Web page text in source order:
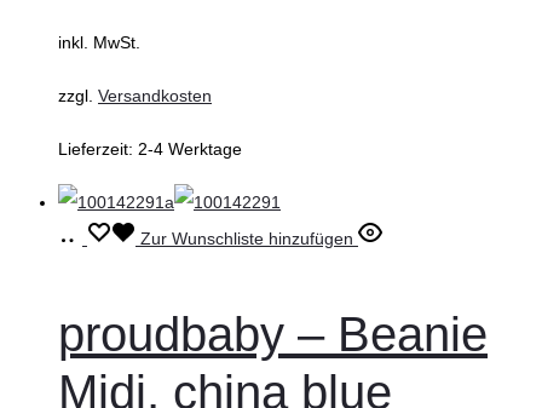
der
werden
inkl. MwSt.
zzgl. Versandkosten
Lieferzeit: 2-4 Werktage
Ausführung
Dieses
mehrere
Varianten
Zur Wunschliste hinzufügen
proudbaby – Beanie
Midi, china blue